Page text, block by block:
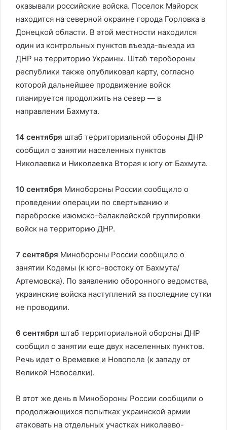
оказывали российские войска. Поселок Майорск
находится на северной окраине города Горловка в
Донецкой области. В этой местности находился
один из контрольных пунктов въезда-выезда из
ДНР на территорию Украины. Штаб теробороны
республики также опубликовал карту, согласно
которой дальнейшее продвижение войск
планируется продолжить на север — в
направлении Бахмута.
14 сентября штаб территориальной обороны ДНР
сообщил о занятии населенных пунктов
Николаевка и Николаевка Вторая к югу от Бахмута.
10 сентября Минобороны России сообщило о
проведении операции по свертыванию и
переброске изюмско-балаклейской группировки
войск на территорию ДНР.
7 сентября Минобороны России сообщило о
занятии Кодемы (к юго-востоку от Бахмута/
Артемовска). По заявлению оборонного ведомства,
украинские войска наступлений за последние сутки
не проводили.
6 сентября штаб территориальной обороны ДНР
сообщил о занятии еще двух населенных пунктов.
Речь идет о Времевке и Новополе (к западу от
Великой Новоселки).
В этот же день в Минобороны России сообщили о
продолжающихся попытках украинской армии
атаковать на отдельных участках николаево-